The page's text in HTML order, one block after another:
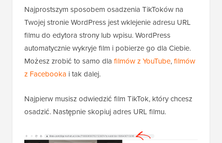
Najprostszym sposobem osadzenia TikToków na
Twojej stronie WordPress jest wklejenie adresu URL
filmu do edytora strony lub wpisu. WordPress
automatycznie wykryje film i pobierze go dla Ciebie.
Możesz zrobić to samo dla filmów z YouTube,filmów
z Facebooka i tak dalej.
Najpierw musisz odwiedzić film TikTok, który chcesz
osadzić. Następnie skopiuj adres URL filmu.